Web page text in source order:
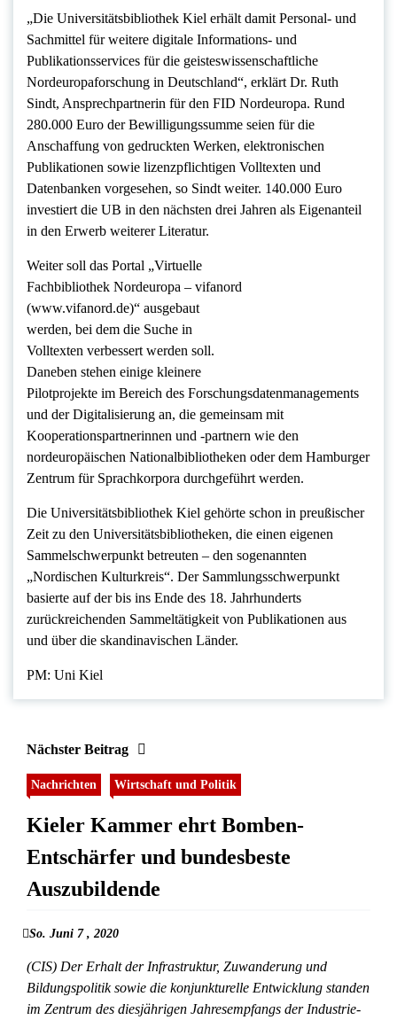
„Die Universitätsbibliothek Kiel erhält damit Personal- und
Sachmittel für weitere digitale Informations- und
Publikationsservices für die geisteswissenschaftliche
Nordeuropaforschung in Deutschland“, erklärt Dr. Ruth
Sindt, Ansprechpartnerin für den FID Nordeuropa. Rund
280.000 Euro der Bewilligungssumme seien für die
Anschaffung von gedruckten Werken, elektronischen
Publikationen sowie lizenzpflichtigen Volltexten und
Datenbanken vorgesehen, so Sindt weiter. 140.000 Euro
investiert die UB in den nächsten drei Jahren als Eigenanteil
in den Erwerb weiterer Literatur.
Weiter soll das Portal „Virtuelle
Fachbibliothek Nordeuropa – vifanord
(www.vifanord.de)“ ausgebaut
werden, bei dem die Suche in
Volltexten verbessert werden soll.
Daneben stehen einige kleinere
Pilotprojekte im Bereich des Forschungsdatenmanagements
und der Digitalisierung an, die gemeinsam mit
Kooperationspartnerinnen und -partnern wie den
nordeuropäischen Nationalbibliotheken oder dem Hamburger
Zentrum für Sprachkorpora durchgeführt werden.
Die Universitätsbibliothek Kiel gehörte schon in preußischer
Zeit zu den Universitätsbibliotheken, die einen eigenen
Sammelschwerpunkt betreuten – den sogenannten
„Nordischen Kulturkreis“. Der Sammlungsschwerpunkt
basierte auf der bis ins Ende des 18. Jahrhunderts
zurückreichenden Sammeltätigkeit von Publikationen aus
und über die skandinavischen Länder.
PM: Uni Kiel
Nächster Beitrag
Nachrichten Wirtschaft und Politik
Kieler Kammer ehrt Bomben-
Entschärfer und bundesbeste
Auszubildende
So. Juni 7 , 2020
(CIS) Der Erhalt der Infrastruktur, Zuwanderung und
Bildungspolitik sowie die konjunkturelle Entwicklung standen
im Zentrum des diesjährigen Jahresempfangs der Industrie-